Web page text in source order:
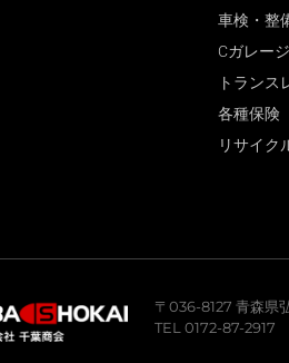
車検・整
Cガレージ
トランス
各種保険
リサイク
〒036-8127 青森県
TEL 0172-87-2917